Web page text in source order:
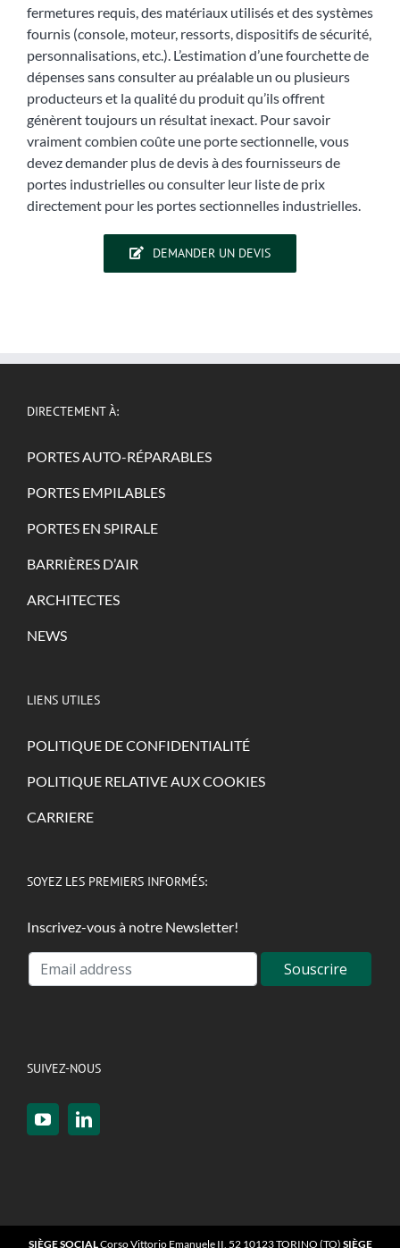
fermetures requis, des matériaux utilisés et des systèmes
fournis (console, moteur, ressorts, dispositifs de sécurité,
personnalisations, etc.). L’estimation d’une fourchette de
dépenses sans consulter au préalable un ou plusieurs
producteurs et la qualité du produit qu’ils offrent
génèrent toujours un résultat inexact. Pour savoir
vraiment combien coûte une porte sectionnelle, vous
devez demander plus de devis à des fournisseurs de
portes industrielles ou consulter leur liste de prix
directement pour les portes sectionnelles industrielles.
DEMANDER UN DEVIS
DIRECTEMENT À:
PORTES AUTO-RÉPARABLES
PORTES EMPILABLES
PORTES EN SPIRALE
BARRIÈRES D’AIR
ARCHITECTES
NEWS
LIENS UTILES
POLITIQUE DE CONFIDENTIALITÉ
POLITIQUE RELATIVE AUX COOKIES
CARRIERE
SOYEZ LES PREMIERS INFORMÉS:
Inscrivez-vous à notre Newsletter!
SUIVEZ-NOUS
SIÈGE SOCIALCorso Vittorio Emanuele II, 52 10123 TORINO (TO) SIÈGE